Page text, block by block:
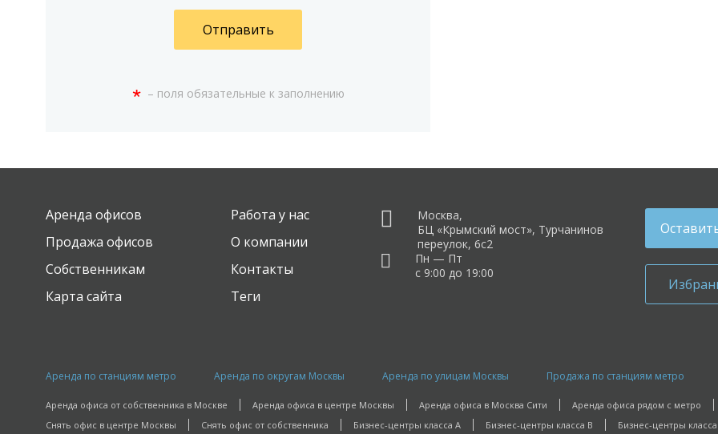
Отправить
* – поля обязательные к заполнению
Аренда офисов
Продажа офисов
Собственникам
Карта сайта
Работа у нас
О компании
Контакты
Теги
Москва,
БЦ «Крымский мост», Турчанинов
переулок, 6с2
Пн — Пт
с 9:00 до 19:00
Аренда по станциям метро Аренда по округам Москвы Аренда по улицам Москвы Продажа по станциям метро
Аренда офиса от собственника в Москве Аренда офиса в центре Москвы Аренда офиса в Москва Сити
Аренда офиса рядом с метро
Снять офис в центре Москвы
Снять офис от собственника Бизнес-центры класса A Бизнес-центры класса B Бизнес-центры